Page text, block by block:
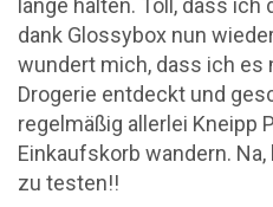
lange halten. Toll, dass
dank Glossybox nun
wundert mich, dass ich es
Drogerie entdeckt und
regelmäßig allerlei Kneipp
Einkaufskorb wandern.
zu testen!!